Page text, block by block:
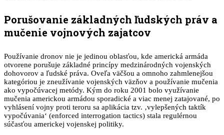
Porušovanie základných ľudských práv a
mučenie vojnových zajatcov
Používanie dronov nie je jedinou oblasťou, kde americká armáda
otvorene porušuje základné princípy medzinárodných vojenských
dohovorov a ľudské práva. Oveľa väčšou a omnoho zahmlenejšou
kategóriou je zneužívanie vojenských väzňov a používanie mučenia
ako vypočúvacej metódy. Kým do roku 2001 bolo využívanie
mučenia americkou armádou sporadické a viac menej zatajované, po
vyhlásení vojny proti teroru sa aplikácia tzv. ‚vylepšených taktík
vypočúvania‘ (enforced interrogation tactics) stala regulérnou
súčasťou americkej vojenskej politiky.